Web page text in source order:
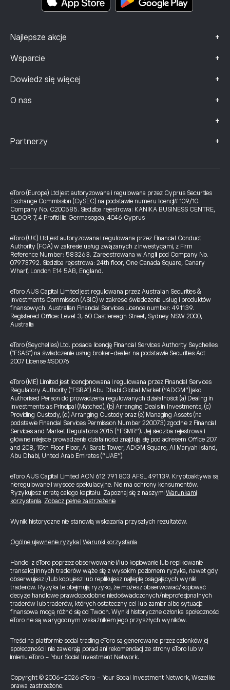
Najlepsze akcje +
Wsparcie +
Dowiedz się więcej +
O nas +
+
Partnerzy +
eToro (Europe) Ltd jest autoryzowana i regulowana przez Cyprus Securities
Exchange Commission (CySEC) na podstawie numeru licencji# 109/10.
Company No. C200585. Siedziba rejestrowa: KANIKA BUSINESS CENTRE,
FLOOR 7, 4 Profiti Ilia Germasogeia, 4046 Cyprus
eToro (UK) Ltd jest autoryzowana i regulowana przez Financial Conduct
Authority (FCA) w zakresie usług związanych z inwestycjami, z Firm
Reference Number: 583263. Zarejestrowana w Anglii pod Company No.
07973792. Siedziba rejestrowa: 24th floor, One Canada Square, Canary
Wharf, London E14 5AB, England.
eToro AUS Capital Limited jest regulowana przez Australian Securities &
Investments Commission (ASIC) w zakresie świadczenia usług i produktów
finansowych. Australian Financial Services Licence number: 491139.
Registered Office: Level 3, 60 Castlereagh Street, Sydney NSW 2000,
Australia
eToro (Seychelles) Ltd. posiada licencję Financial Services Authority Seychelles
("FSAS") na świadczenie usług broker-dealer na podstawie Securities Act
2007 License #SD076
eToro (ME) Limited jest licencjonowana i regulowana przez Financial Services
Regulatory Authority ("FSRA") Abu Dhabi Global Market (“ADGM”) jako
Authorised Person do prowadzenia regulowanych działalności: (a) Dealing in
Investments as Principal (Matched), (b) Arranging Deals in Investments, (c)
Providing Custody, (d) Arranging Custody oraz (e) Managing Assets (na
podstawie Financial Services Permission Number 220073) zgodnie z Financial
Services and Market Regulations 2015 (“FSMR”). Jej siedziba rejestrowa i
główne miejsce prowadzenia działalności znajdują się pod adresem Office 207
and 208, 15th Floor Floor, Al Sarab Tower, ADGM Square, Al Maryah Island,
Abu Dhabi, United Arab Emirates (“UAE”).
eToro AUS Capital Limited ACN 612 791 803 AFSL 491139. Kryptoaktywa są
nieregulowane i wysoce spekulacyjne. Nie ma ochrony konsumentów.
Ryzykujesz utratę całego kapitału. Zapoznaj się z naszymi Warunkami
korzystania. Zobacz pełne zastrzeżenie
Wyniki historyczne nie stanowią wskazania przyszłych rezultatów.
Ogólne ujawnienie ryzyka Warunki korzystania
Handel z eToro poprzez obserwowanie i/lub kopiowanie lub replikowanie
transakcji innych traderów wiąże się z wysokim poziomem ryzyka, nawet gdy
obserwujesz i/lub kopiujesz lub replikujesz najlepiej osiągających wyniki
traderów. Ryzyka te obejmują ryzyko, że możesz obserwować/kopiować
decyzje handlowe prawdopodobnie niedoświadczonych/nieprofesjonalnych
traderów lub traderów, których ostateczny cel lub zamiar albo sytuacja
finansowa mogą różnić się od Twoich. Wyniki historyczne członka społeczności
eToro nie są wiarygodnym wskaźnikiem jego przyszłych wyników.
Treści na platformie social trading eToro są generowane przez członków jej
społeczności i nie zawierają porad ani rekomendacji ze strony eToro lub w
imieniu eToro - Your Social Investment Network.
Copyright © 2006-2026 eToro - Your Social Investment Network, Wszelkie
prawa zastrzeżone.